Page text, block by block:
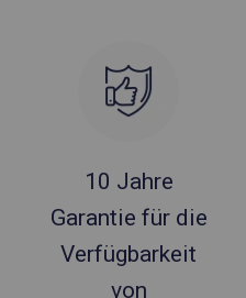
10 Jahre
Garantie für die
Verfügbarkeit
von